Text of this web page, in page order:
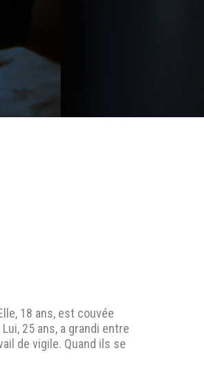
18 ans, est couvée
25 ans, a grandi entre
de vigile. Quand ils se